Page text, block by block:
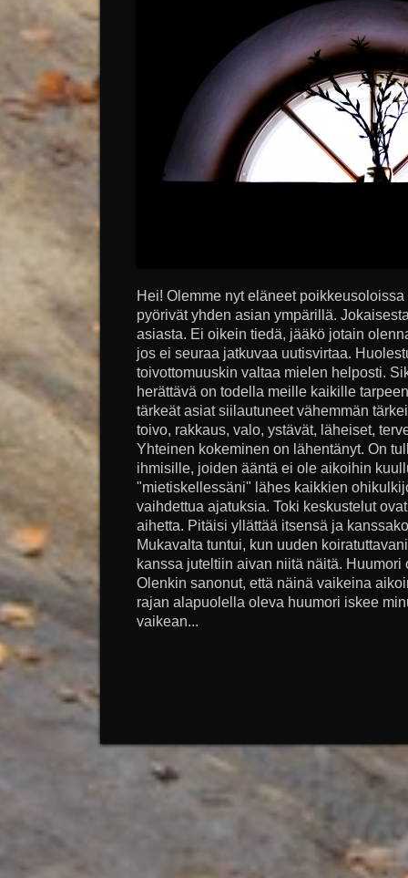
Hei! Olemme nyt eläneet
pyörivät yhden asian ympärillä.
asiasta. Ei oikein tiedä, jääkö jotain
jos ei seuraa jatkuvaa uutisvirtaa.
toivottomuuskin valtaa mielen helposti.
herättävä on todella meille kaikille
tärkeät asiat siilautuneet vähemmän
toivo, rakkaus, valo, ystävät, läheiset,
Yhteinen kokeminen on lähentänyt. On
ihmisille, joiden ääntä ei ole aikoihin
"mietiskellessäni" lähes kaikkien
vaihdettua ajatuksia. Toki keskustelut
aihetta. Pitäisi yllättää itsensä ja
Mukavalta tuntui, kun uuden
kanssa juteltiin aivan niitä näitä. Huumori
Olenkin sanonut, että näinä vaikeina
rajan alapuolella oleva huumori iskee
vaikean...